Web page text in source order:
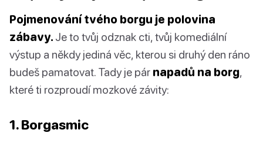
Pojmenování tvého borgu je polovina
zábavy. Je to tvůj odznak cti, tvůj komediální
výstup a někdy jediná věc, kterou si druhý den ráno
budeš pamatovat. Tady je pár napadů na borg,
které ti rozproudí mozkové závity:
1. Borgasmic